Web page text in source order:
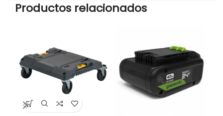
Productos relacionados